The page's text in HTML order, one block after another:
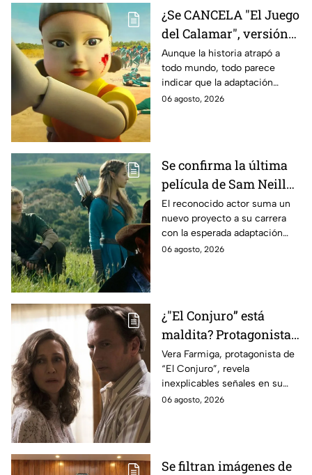
¿Se CANCELA "El Juego
del Calamar", versión
Estados Unidos? Esto
es lo que se sabe al
momento
Aunque la historia atrapó a
todo mundo, todo parece
indicar que la adaptación
podría ser cancelada:
06 agosto, 2026
Se confirma la última
película de Sam Neill
antes de morir: esto es
lo que se sabe hasta
ahora
El reconocido actor suma un
nuevo proyecto a su carrera
con la esperada adaptación
cinematográfica del popular
06 agosto, 2026
¿"El Conjuro” está
maldita? Protagonista
revela INQUIETANTES
señales en su cuerpo
durante la grabación de
la película
Vera Farmiga, protagonista de
“El Conjuro”, revela
inexplicables señales en su
cuerpo durante el rodaje de la
06 agosto, 2026
Se filtran imágenes de